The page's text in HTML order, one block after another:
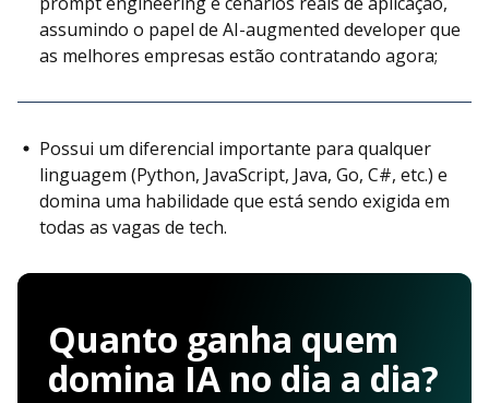
assumindo o papel de AI-augmented developer que
as melhores empresas estão contratando agora;
Possui um diferencial importante para qualquer
linguagem (Python, JavaScript, Java, Go, C#, etc.) e
domina uma habilidade que está sendo exigida em
todas as vagas de tech.
Quanto ganha quem
domina IA no dia a dia?